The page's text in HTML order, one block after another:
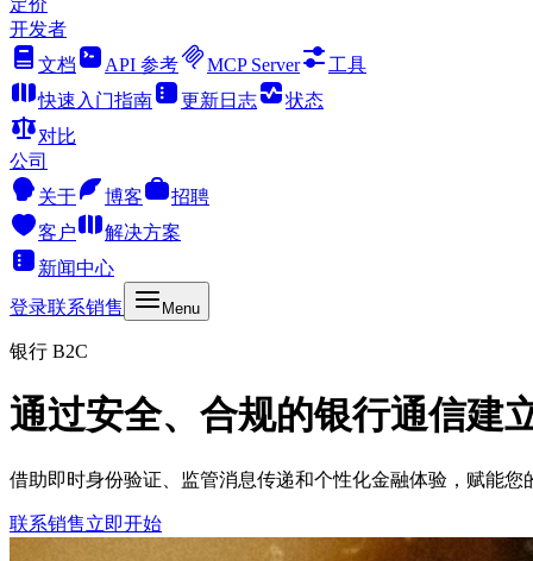
定价
开发者
文档
API 参考 MCP Server
工具
快速入门指南
更新日志
状态
对比
公司
关于
博客
招聘
客户
解决方案
新闻中心
登录联系销售 Menu
银行 B2C
通过安全、合规的银行通信建
借助即时身份验证、监管消息传递和个性化金融体验，赋能您
联系销售立即开始